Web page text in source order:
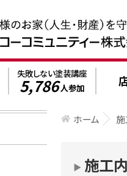
失敗しない塗装講座
5,786人参加
ホーム
▶︎ 施工